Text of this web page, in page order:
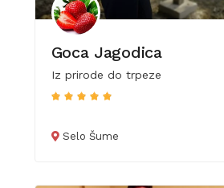
Goca Jagodica
Iz prirode do trpeze
Selo Šume